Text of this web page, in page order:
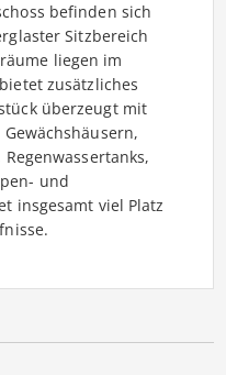
befinden sich
Sitzbereich
liegen im
zusätzliches
überzeugt mit
und
insgesamt viel Platz